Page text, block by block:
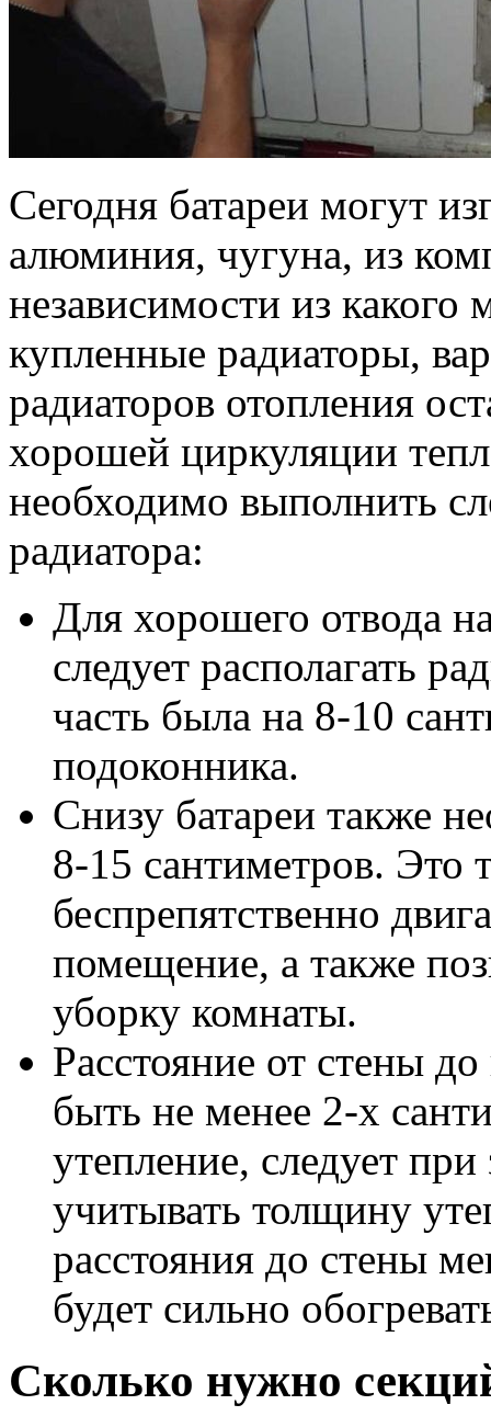
Сегодня батареи могут
алюминия, чугуна, из
независимости из
купленные радиаторы,
радиаторов отопления
хорошей циркуляции
необходимо выполнить
радиатора:
Для хорошего отвода
следует располагать
часть была на 8-10
подоконника.
Снизу батареи также
8-15 сантиметров. Это
беспрепятственно
помещение, а также
уборку комнаты.
Расстояние от стены
быть не менее 2-х
утепление, следует
учитывать толщину
расстояния до стены
будет сильно
Сколько нужно